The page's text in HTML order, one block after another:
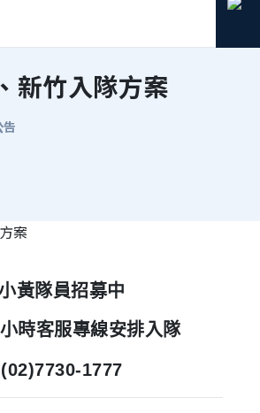
新竹入隊方案
黃隊員招募中
時客服專線安排入隊
(02)7730-1777